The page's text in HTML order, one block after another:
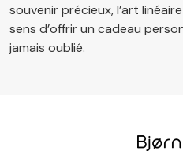
souvenir précieux, l’art
sens d’offrir un cadeau
jamais oublié.